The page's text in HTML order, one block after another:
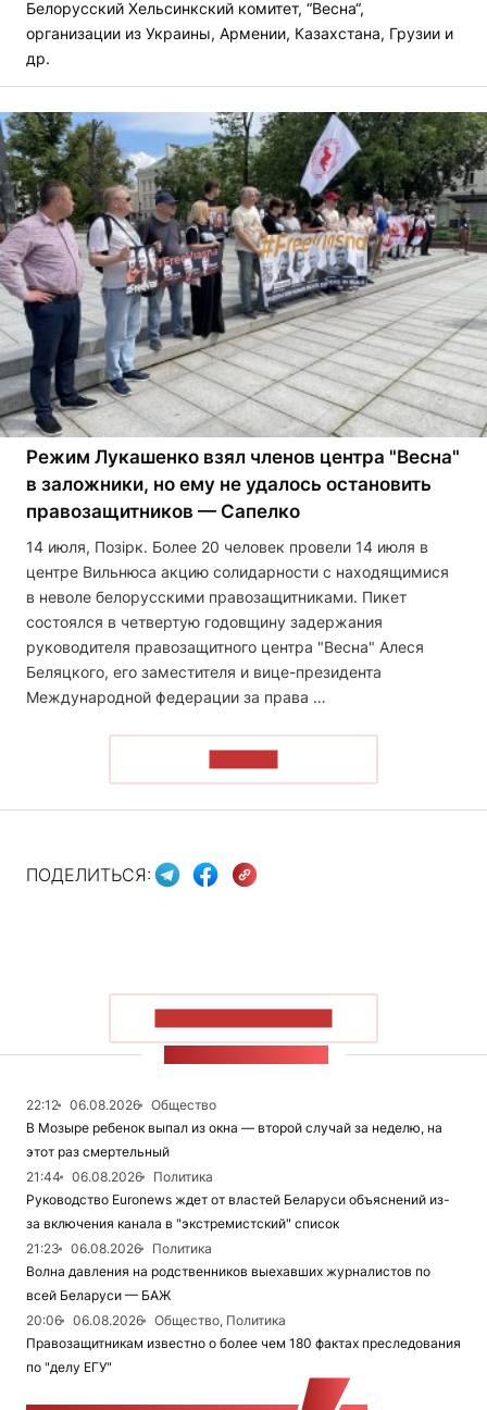
Белорусский Хельсинкский комитет, “Весна“,
организации из Украины, Армении, Казахстана, Грузии и
др.
Режим Лукашенко взял членов центра "Весна"
в заложники, но ему не удалось остановить
правозащитников — Сапелко
14 июля, Позірк. Более 20 человек провели 14 июля в
центре Вильнюса акцию солидарности с находящимися
в неволе белорусскими правозащитниками. Пикет
состоялся в четвертую годовщину задержания
руководителя правозащитного центра "Весна" Алеся
Беляцкого, его заместителя и вице-президента
Международной федерации за права …
ПОДЕЛИТЬСЯ:
22:12 06.08.2026
Общество
В Мозыре ребенок выпал из окна — второй случай за неделю, на
этот раз смертельный
21:44
06.08.2026
Политика
Руководство Euronews ждет от властей Беларуси объяснений из-
за включения канала в "экстремистский" список
21:23
06.08.2026
Политика
Волна давления на родственников выехавших журналистов по
всей Беларуси — БАЖ
20:06
06.08.2026
Общество, Политика
Правозащитникам известно о более чем 180 фактах преследования
по "делу ЕГУ"